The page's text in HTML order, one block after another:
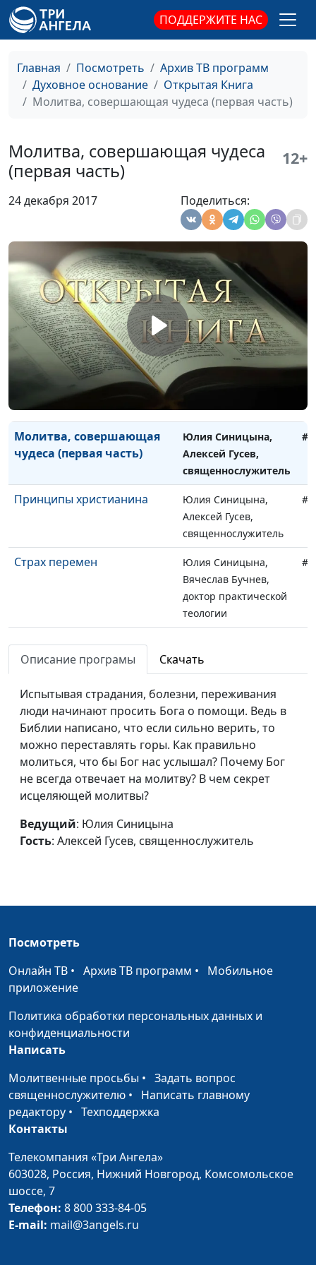
ПОДДЕРЖИТЕ НАС
Главная Посмотреть
Архив ТВ программ
Духовное основание
Открытая Книга
Молитва, совершающая чудеса (первая часть)
Молитва, совершающая чудеса
(первая часть)
12+
24 декабря 2017 Поделиться:
Светом?
Алексей Гусев,
священнослужитель
Алексей Гусев,
священнослужитель
священнослужитель
Поведение в церкви
Алексей Гусев,
священнослужитель
Великое поручение Христа
Алексей Гусев,
священнослужитель
Нужны ли споры о Боге и
Библии?
Юлия Синицына,
Алексей Гусев,
священнослужитель
Молитва, совершающая
чудеса (вторая часть)
Юлия Синицына,
Алексей Гусев,
священнослужитель
Молитва, совершающая
чудеса (первая часть)
Юлия Синицына,
Алексей Гусев,
священнослужитель
Принципы христианина
Юлия Синицына,
Алексей Гусев,
священнослужитель
Страх перемен
Юлия Синицына,
Вячеслав Бучнев,
доктор практической
теологии
Вера против кризиса
Вячеслав Бучнев,
доктор практической
теологии
Сомнения на христианском
Юлия Синицына,
Вячеслав Бучнев,
доктор практической
теологии
Как научиться прощать?
теологии
Василий Половинко,
Как избавиться от страха?
Юлия Синицына,
Разочарования библейских
героев
Юлия Синицына,
Василий Половинко,
Как справиться с
разочарованием?
священнослужитель
Как правильно гневаться?
Описание програмы Скачать
Испытывая страдания, болезни, переживания
люди начинают просить Бога о помощи. Ведь в
Библии написано, что если сильно верить, то
можно переставлять горы. Как правильно
молиться, что бы Бог нас услышал? Почему Бог
не всегда отвечает на молитву? В чем секрет
исцеляющей молитвы?
Ведущий: Юлия Синицына
Гость: Алексей Гусев, священнослужитель
Посмотреть
Онлайн ТВ • Архив ТВ программ • Мобильное
приложение
Политика обработки персональных данных и
конфиденциальности
Написать
Молитвенные просьбы • Задать вопрос
священнослужителю • Написать главному
редактору • Техподдержка
Контакты
Телекомпания «Три Ангела»
603028, Россия, Нижний Новгород, Комсомольское
шоссе, 7
Телефон: 8 800 333-84-05
E-mail: mail@3angels.ru